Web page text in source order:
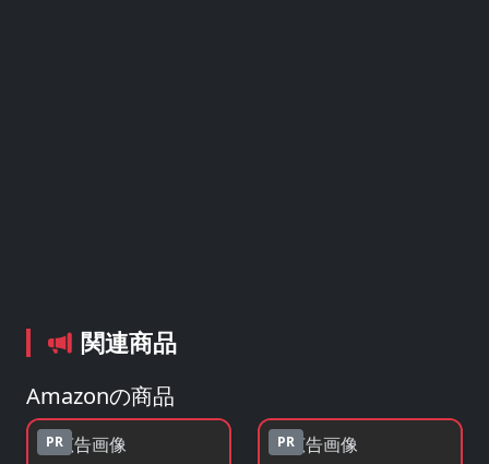
関連商品
Amazonの商品
PR PR